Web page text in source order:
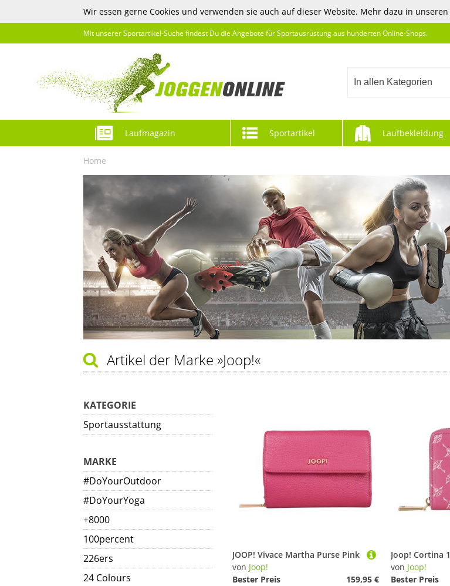
Wir essen gerne Cookies und verwenden sie auch auf dieser Website. Mehr dazu in unseren
Mit unserer Sportartikel-Suche findest Du die Angebote für Sportausrüstung aus hunderten Online-Shops.
In allen Kategorien
Laufmagazin Sportartikel Laufbekleidung
Home
Artikel der Marke »Joop!«
KATEGORIE
Sportausstattung
MARKE
#DoYourOutdoor
#DoYourYoga
+8000
100percent
226ers
24 Colours
JOOP! Vivace Martha Purse Pink
von Joop!
Bester Preis
159,95 €
von Joop!
Bester Preis